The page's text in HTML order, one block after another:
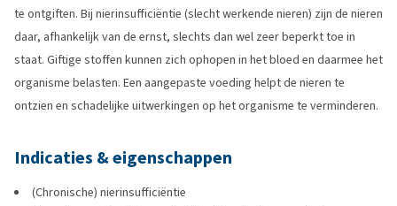
te ontgiften. Bij nierinsufficiëntie (slecht werkende nieren) zijn de nieren
daar, afhankelijk van de ernst, slechts dan wel zeer beperkt toe in
staat. Giftige stoffen kunnen zich ophopen in het bloed en daarmee het
organisme belasten. Een aangepaste voeding helpt de nieren te
ontzien en schadelijke uitwerkingen op het organisme te verminderen.
Indicaties & eigenschappen
(Chronische) nierinsufficiëntie